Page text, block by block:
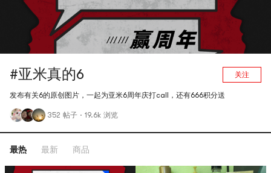
#亚米真的6 关注
发布有关6的原创图片，一起为亚米6周年庆打call，还有666积分送
352 帖子 · 19.6k 浏览
最热 最新 商品